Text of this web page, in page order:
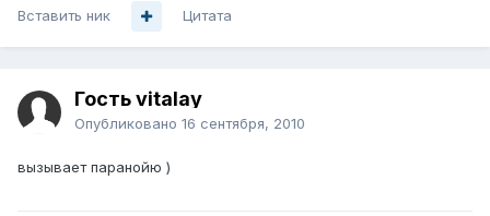
Вставить ник Цитата
Гость vitalay
Опубликовано 16 сентября, 2010
вызывает паранойю )